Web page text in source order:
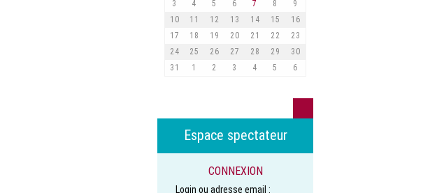
3
4 5 6 7 8
9
10
11 12 13 14 15
16
17
18 19 20 21 22
23
24
25 26 27 28 29
30
31
1 2 3 4 5 6
Espace spectateur
CONNEXION
Login ou adresse email :